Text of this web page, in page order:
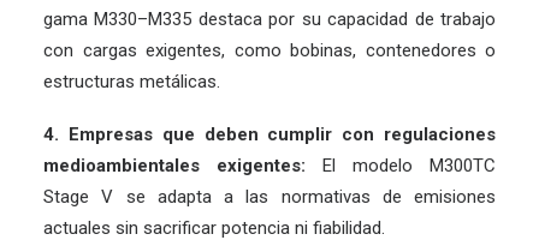
gama M330–M335 destaca por su capacidad de trabajo
con cargas exigentes, como bobinas, contenedores o
estructuras metálicas.
4. Empresas que deben cumplir con regulaciones
medioambientales exigentes: El modelo M300TC
Stage V se adapta a las normativas de emisiones
actuales sin sacrificar potencia ni fiabilidad.